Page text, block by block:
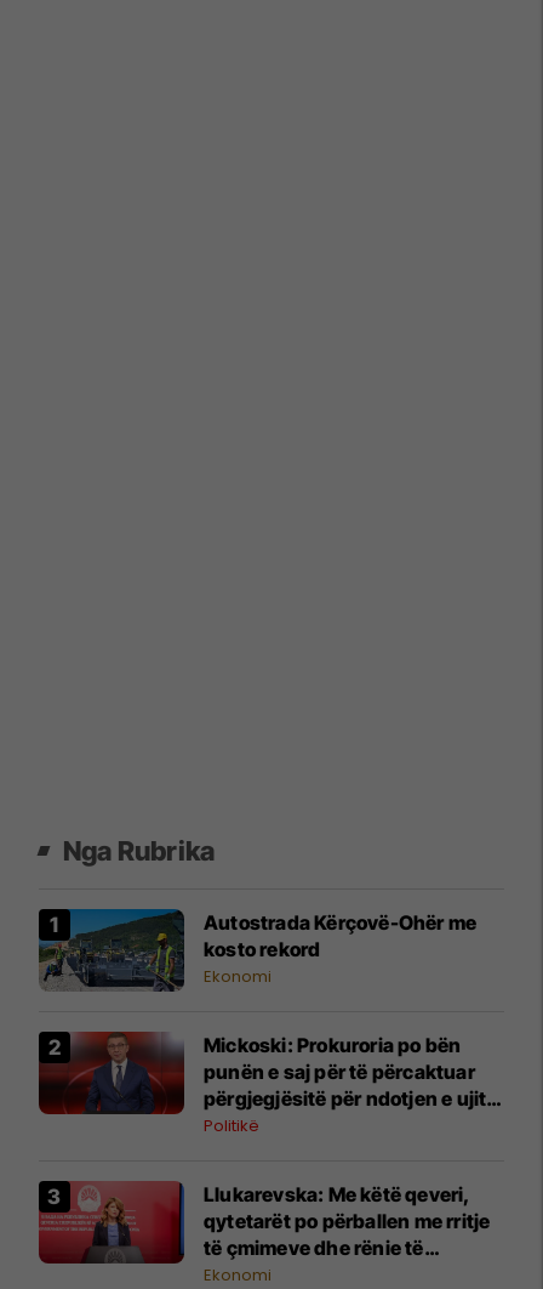
Nga Rubrika
Autostrada Kërçovë-Ohër me
kosto rekord
Ekonomi
Mickoski: Prokuroria po bën
punën e saj për të përcaktuar
përgjegjësitë për ndotjen e ujit
në Gostivar
Politikë
Llukarevska: Me këtë qeveri,
qytetarët po përballen me rritje
të çmimeve dhe rënie të
standardit të jetesës
Ekonomi